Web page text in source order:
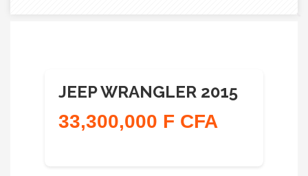
JEEP WRANGLER 2015
33,300,000 F CFA